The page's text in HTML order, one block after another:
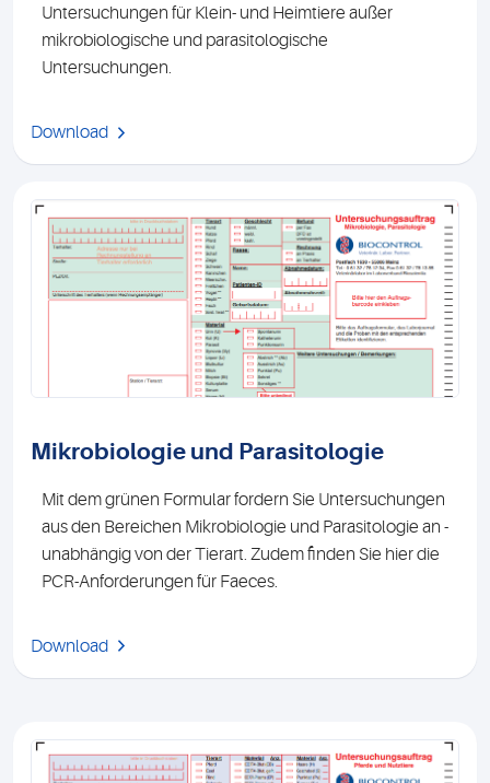
Untersuchungen für Klein- und Heimtiere außer
mikrobiologische und parasitologische
Untersuchungen.
Download
Mikrobiologie und Parasitologie
Mit dem grünen Formular fordern Sie Untersuchungen
aus den Bereichen Mikrobiologie und Parasitologie an -
unabhängig von der Tierart. Zudem finden Sie hier die
PCR-Anforderungen für Faeces.
Download